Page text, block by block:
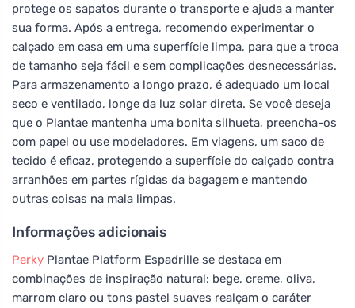
protege os sapatos durante o transporte e ajuda a manter
sua forma. Após a entrega, recomendo experimentar o
calçado em casa em uma superfície limpa, para que a troca
de tamanho seja fácil e sem complicações desnecessárias.
Para armazenamento a longo prazo, é adequado um local
seco e ventilado, longe da luz solar direta. Se você deseja
que o Plantae mantenha uma bonita silhueta, preencha-os
com papel ou use modeladores. Em viagens, um saco de
tecido é eficaz, protegendo a superfície do calçado contra
arranhões em partes rígidas da bagagem e mantendo
outras coisas na mala limpas.
Informações adicionais
Perky Plantae Platform Espadrille se destaca em
combinações de inspiração natural: bege, creme, oliva,
marrom claro ou tons pastel suaves realçam o caráter